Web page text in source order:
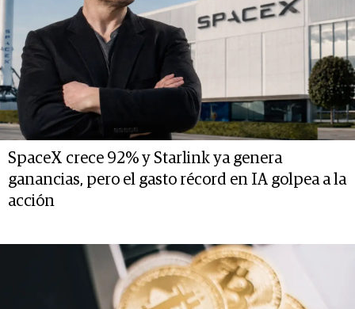
SpaceX crece 92% y Starlink ya genera
ganancias, pero el gasto récord en IA golpea a la
acción